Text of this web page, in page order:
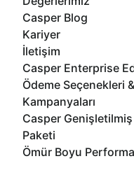
Casper Blog
Kariyer
İletişim
Casper Enterprise
Ödeme Seçenekleri
Kampanyaları
Casper
Paketi
Ömür Boyu